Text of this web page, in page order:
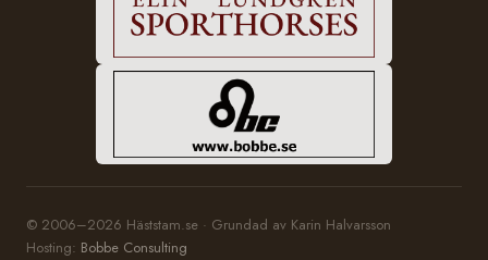
© 2006–2026 Häststam.se · Grundad av Karin Halvarsson
Hosting: Bobbe Consulting